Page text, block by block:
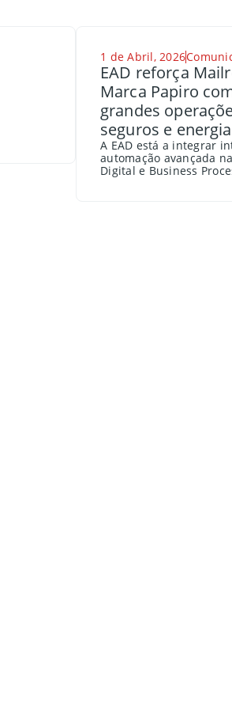
1 de Abril, 2026
EAD reforça
Marca Papiro
grandes
seguros e energia
A EAD está a integrar
automação avançada
Digital e Business